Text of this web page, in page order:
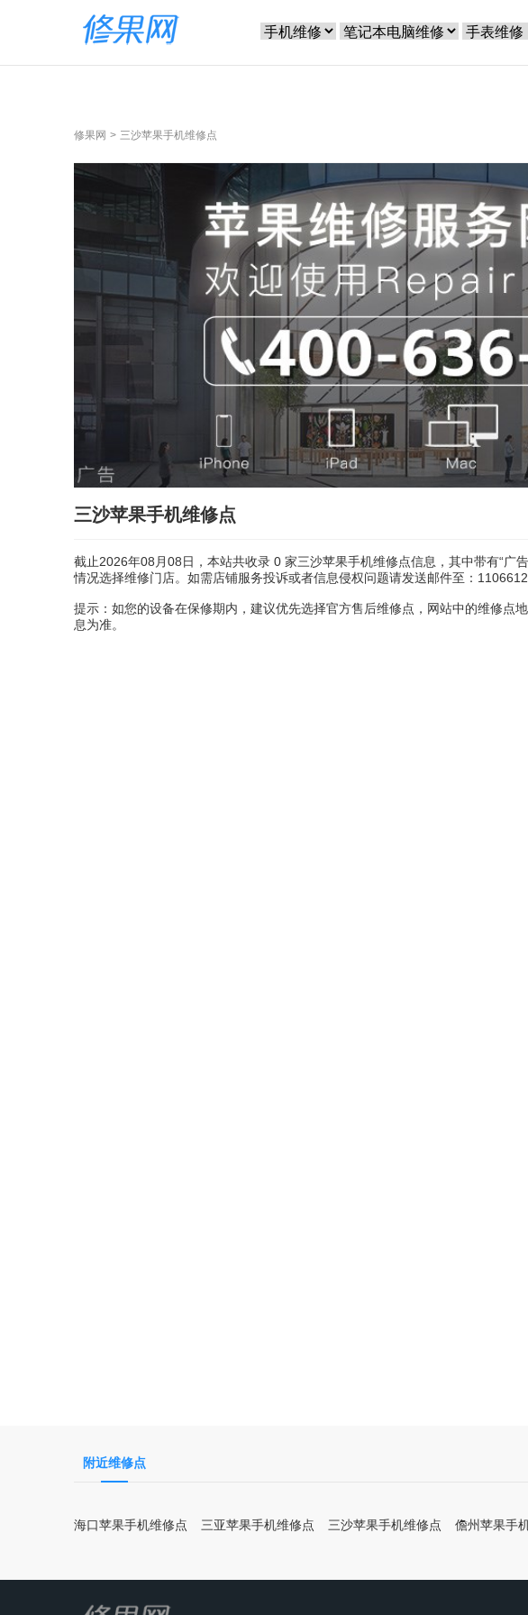
修果网 三沙苹果手机维修点
三沙苹果手机维修点
截止2026年08月08日，本站共收录 0 家三沙苹果手机维修点信息，其中带有“广
情况选择维修门店。如需店铺服务投诉或者信息侵权问题请发送邮件至：
提示：如您的设备在保修期内，建议优先选择官方售后维修点，网站中的维修点
息为准。
附近维修点
海口苹果手机维修点 三亚苹果手机维修点 三沙苹果手机维修点 儋州苹果手